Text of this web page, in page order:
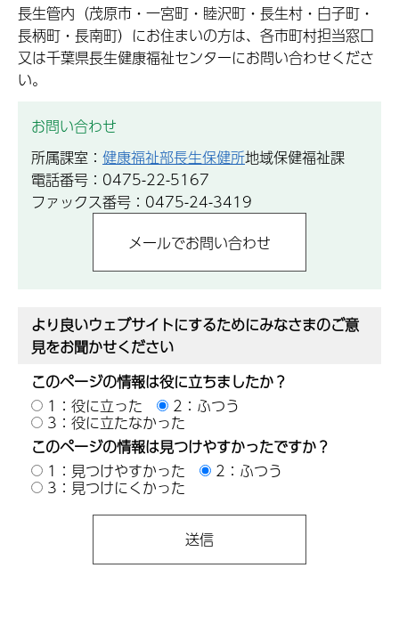
長生管内（茂原市・一宮町・睦沢町・長生村・白子町・
長柄町・長南町）にお住まいの方は、各市町村担当窓口
又は千葉県長生健康福祉センターにお問い合わせくださ
い。
お問い合わせ
所属課室： 健康福祉部長生保健所地域保健福祉課
電話番号：0475-22-5167
ファックス番号：0475-24-3419
より良いウェブサイトにするためにみなさまのご意
見をお聞かせください
このページの情報は役に立ちましたか？
1：役に立った
2：ふつう
3：役に立たなかった
このページの情報は見つけやすかったですか？
1：見つけやすかった
2：ふつう
3：見つけにくかった